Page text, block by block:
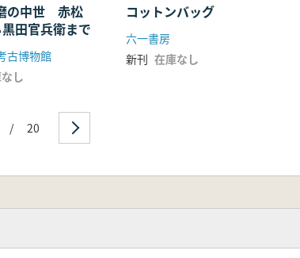
の中世 赤松
田官兵衛まで
古博物館
し
コットンバッグ
六一書房
新刊 在庫なし
/ 20